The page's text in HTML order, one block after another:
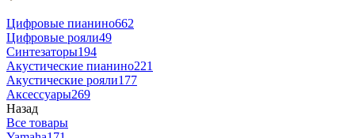
Цифровые пианино662
Цифровые рояли49
Синтезаторы194
Акустические пианино221
Акустические рояли177
Аксессуары269
Назад
Все товары